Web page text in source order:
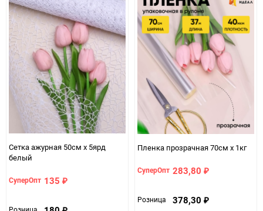
Сетка ажурная 50см х 5ярд
белый
СуперОпт 135 ₽
Пленка прозрачная 70см х 1кг
СуперОпт 283,80 ₽
Розница 378,30 ₽